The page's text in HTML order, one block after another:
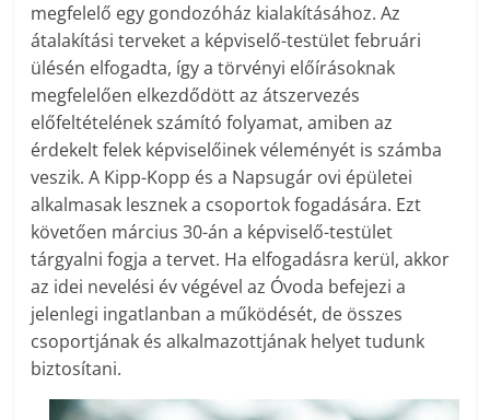
megfelelő egy gondozóház kialakításához. Az
átalakítási terveket a képviselő-testület februári
ülésén elfogadta, így a törvényi előírásoknak
megfelelően elkezdődött az átszervezés
előfeltételének számító folyamat, amiben az
érdekelt felek képviselőinek véleményét is számba
veszik. A Kipp-Kopp és a Napsugár ovi épületei
alkalmasak lesznek a csoportok fogadására. Ezt
követően március 30-án a képviselő-testület
tárgyalni fogja a tervet. Ha elfogadásra kerül, akkor
az idei nevelési év végével az Óvoda befejezi a
jelenlegi ingatlanban a működését, de összes
csoportjának és alkalmazottjának helyet tudunk
biztosítani.